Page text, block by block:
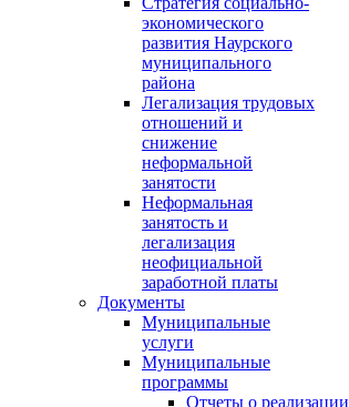
экономического
развития Наурского
муниципального
района
Легализация трудовых
отношений и
снижение
неформальной
занятости
Неформальная
занятость и
легализация
неофициальной
заработной платы
Документы
Муниципальные
услуги
Муниципальные
программы
Отчеты о реализации